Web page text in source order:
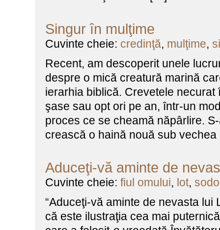
Singur în mulţime
Cuvinte cheie: credinţă, mulţime,
Recent, am descoperit unele
despre o mică creatură marină
ierarhia biblică. Crevetele
şase sau opt ori pe an, într-un
proces ce se cheamă năpârlire.
crească o haină nouă sub
Aduceţi-vă aminte de
Cuvinte cheie: fiul omului, lot,
“Aduceţi-vă aminte de nevasta lui
că este ilustraţia cea mai